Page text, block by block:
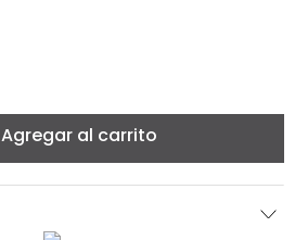
Agregar al carrito